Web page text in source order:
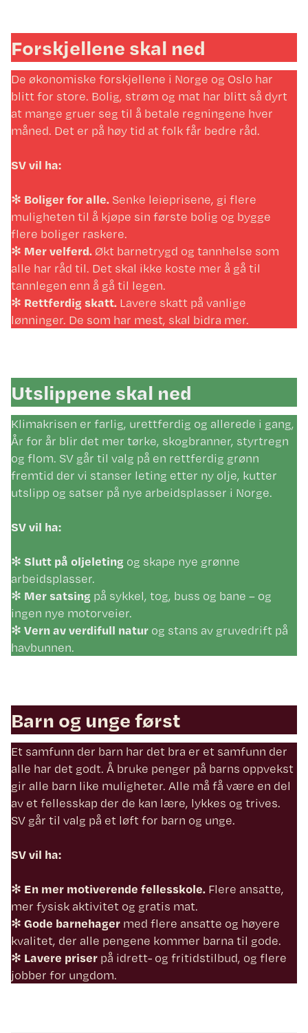
Forskjellene skal ned
De økonomiske forskjellene i Norge og Oslo har
blitt for store. Bolig, strøm og mat har blitt så dyrt
at mange gruer seg til å betale regningene hver
måned. Det er på høy tid at folk får bedre råd.
SV vil ha:
✻ Boliger for alle. Senke leieprisene, gi flere
muligheten til å kjøpe sin første bolig og bygge
flere boliger raskere.
✻ Mer velferd. Økt barnetrygd og tannhelse som
alle har råd til. Det skal ikke koste mer å gå til
tannlegen enn å gå til legen.
✻ Rettferdig skatt. Lavere skatt på vanlige
lønninger. De som har mest, skal bidra mer.
Utslippene skal ned
Klimakrisen er farlig, urettferdig og allerede i gang,
År for år blir det mer tørke, skogbranner, styrtregn
og flom. SV går til valg på en rettferdig grønn
fremtid der vi stanser leting etter ny olje, kutter
utslipp og satser på nye arbeidsplasser i Norge.
SV vil ha:
✻ Slutt på oljeleting og skape nye grønne
arbeidsplasser.
✻ Mer satsing på sykkel, tog, buss og bane – og
ingen nye motorveier.
✻ Vern av verdifull natur og stans av gruvedrift på
havbunnen.
Barn og unge først
Et samfunn der barn har det bra er et samfunn der
alle har det godt. Å bruke penger på barns oppvekst
gir alle barn like muligheter. Alle må få være en del
av et fellesskap der de kan lære, lykkes og trives.
SV går til valg på et løft for barn og unge.
SV vil ha:
✻ En mer motiverende fellesskole. Flere ansatte,
mer fysisk aktivitet og gratis mat.
✻ Gode barnehager med flere ansatte og høyere
kvalitet, der alle pengene kommer barna til gode.
✻ Lavere priser på idrett- og fritidstilbud, og flere
jobber for ungdom.